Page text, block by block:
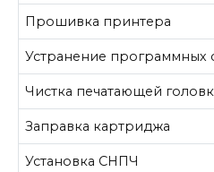
Прошивка принтера
Устранение программных
Чистка печатающей
Заправка картриджа
Установка СНПЧ